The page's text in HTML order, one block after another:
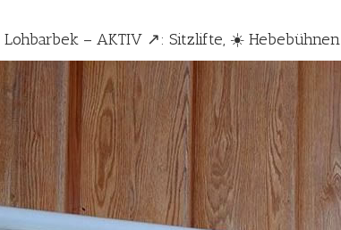
– AKTIV ↗️: Sitzlifte, ☀️ Hebebühnen